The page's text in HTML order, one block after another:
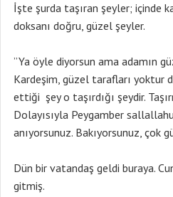
İşte şurda taşıran şeyler; içinde
doksanı doğru, güzel şeyler.
”Ya öyle diyorsun ama adamın
Kardeşim, güzel tarafları yoktur
ettiği şey o taşırdığı şeydir.
Dolayısıyla Peygamber
anıyorsunuz. Bakıyorsunuz, çok
Dün bir vatandaş geldi buraya.
gitmiş.